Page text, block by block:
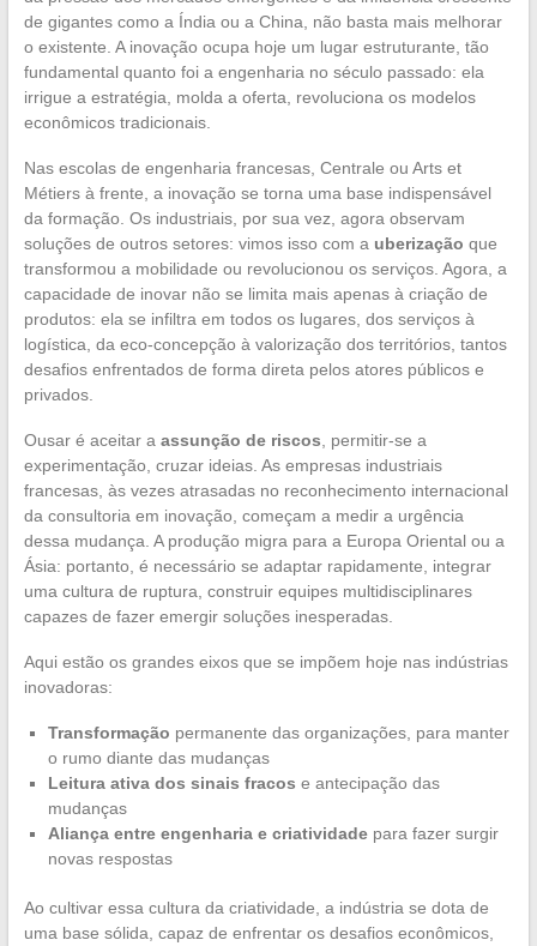
de gigantes como a Índia ou a China, não basta mais melhorar
o existente. A inovação ocupa hoje um lugar estruturante, tão
fundamental quanto foi a engenharia no século passado: ela
irrigue a estratégia, molda a oferta, revoluciona os modelos
econômicos tradicionais.
Nas escolas de engenharia francesas, Centrale ou Arts et
Métiers à frente, a inovação se torna uma base indispensável
da formação. Os industriais, por sua vez, agora observam
soluções de outros setores: vimos isso com a uberização que
transformou a mobilidade ou revolucionou os serviços. Agora, a
capacidade de inovar não se limita mais apenas à criação de
produtos: ela se infiltra em todos os lugares, dos serviços à
logística, da eco-concepção à valorização dos territórios, tantos
desafios enfrentados de forma direta pelos atores públicos e
privados.
Ousar é aceitar a assunção de riscos , permitir-se a
experimentação, cruzar ideias. As empresas industriais
francesas, às vezes atrasadas no reconhecimento internacional
da consultoria em inovação, começam a medir a urgência
dessa mudança. A produção migra para a Europa Oriental ou a
Ásia: portanto, é necessário se adaptar rapidamente, integrar
uma cultura de ruptura, construir equipes multidisciplinares
capazes de fazer emergir soluções inesperadas.
Aqui estão os grandes eixos que se impõem hoje nas indústrias
inovadoras:
Transformação permanente das organizações, para manter
o rumo diante das mudanças
Leitura ativa dos sinais fracos e antecipação das
mudanças
Aliança entre engenharia e criatividadepara fazer surgir
novas respostas
Ao cultivar essa cultura da criatividade, a indústria se dota de
uma base sólida, capaz de enfrentar os desafios econômicos,